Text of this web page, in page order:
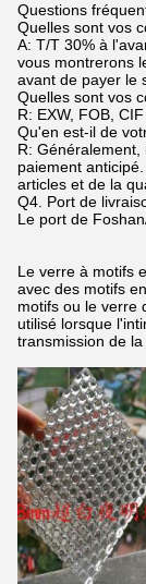
Questions
Quelles sont vos
A: T/T 30% à
vous montrerons
avant de payer le
Quelles sont vos
R: EXW, FOB, CIF
Qu'en est-il de
R:
paiement
articles et de la
Q4. Port de
Le port de
Le verre à motifs
avec des motifs
motifs ou le verre
utilisé lorsque
transmission de